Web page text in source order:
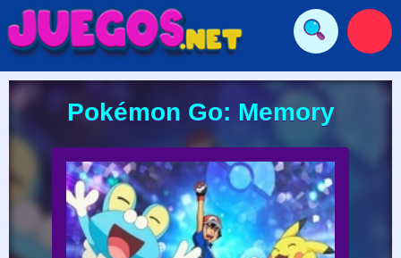
Pokémon Go: Memory